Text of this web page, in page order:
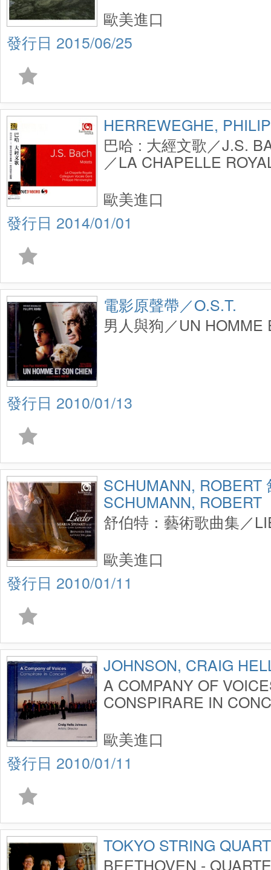
2015/06/25
歐美進口
HERREWEGHE,
巴哈 : 大經文歌／J.S.
／LA CHAPELLE
HERREWEGHE
2014/01/01
歐美進口
電影原聲帶／O.S.T.
男人與狗／UN HOMME
2010/01/13
SCHUMANN, ROBERT
SCHUMANN, ROBERT
舒伯特：藝術歌曲集／
2010/01/11
歐美進口
JOHNSON, CRAIG
A COMPANY OF
CONSPIRARE IN
2010/01/11
歐美進口
TOKYO STRING
BEETHOVEN -